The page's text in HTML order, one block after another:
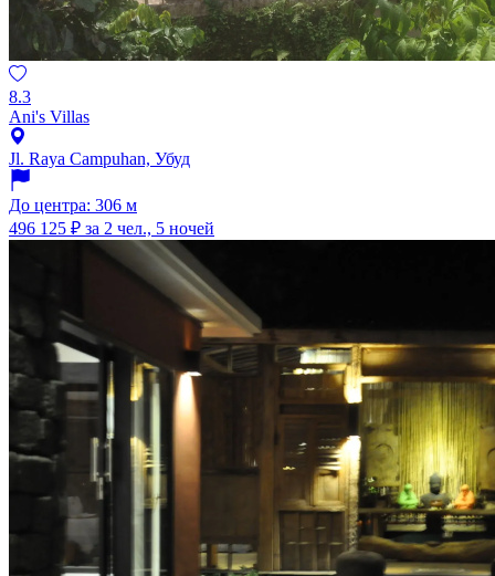
8.3
Ani's Villas
Jl. Raya Campuhan, Убуд
До центра: 306 м
496 125 ₽ за 2 чел., 5 ночей